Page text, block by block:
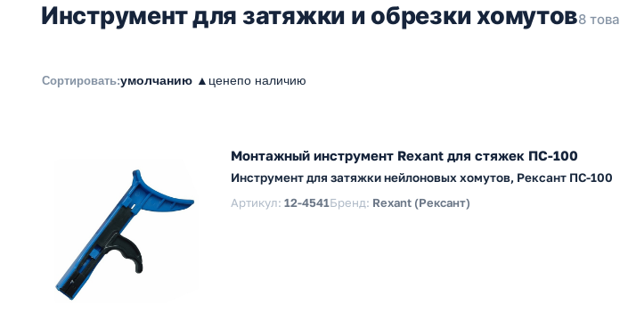
Инструмент для затяжки и обрезки хомутов8
Сортировать:умолчанию ▲ ценепо наличию
Монтажный инструмент Rexant для стяжек ПС-100
Инструмент для затяжки нейлоновых хомутов, Рексант ПС-100
Артикул: 12-4541Бренд: Rexant (Рексант)